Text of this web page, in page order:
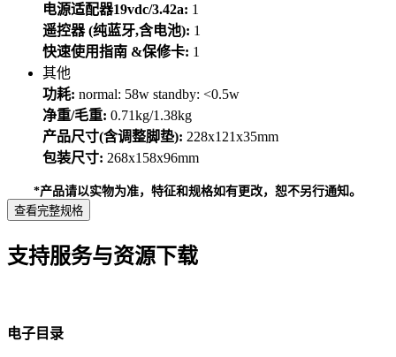
电源适配器19vdc/3.42a: 1
遥控器 (纯蓝牙,含电池): 1
快速使用指南 &保修卡: 1
其他
功耗: normal: 58w standby: <0.5w
净重/毛重: 0.71kg/1.38kg
产品尺寸(含调整脚垫): 228x121x35mm
包装尺寸: 268x158x96mm
*产品请以实物为准，特征和规格如有更改，恕不另行通知。
查看完整规格
支持服务与资源下载
电子目录